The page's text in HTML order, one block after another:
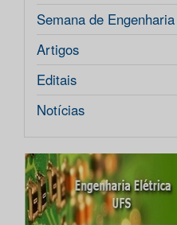
Semana de
Artigos
Editais
Notícias